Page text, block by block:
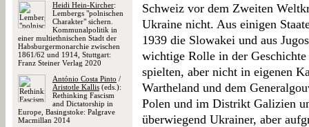
Heidi Hein-Kircher:
Lembergs "polnischen
Charakter" sichern.
Kommunalpolitik in
einer multiethnischen Stadt der
Habsburgermonarchie zwischen
1861/62 und 1914, Stuttgart:
Franz Steiner Verlag 2020
António Costa Pinto /
Aristotle Kallis (eds.):
Rethinking Fascism
and Dictatorship in
Europe, Basingstoke: Palgrave
Macmillan 2014
Schweiz vor dem Zweiten
Ukraine nicht. Aus einigen
1939 die Slowakei und aus
wichtige Rolle in der
spielten, aber nicht in eigenen
Wartheland und dem
Polen und im Distrikt Galizien
überwiegend Ukrainer, aber